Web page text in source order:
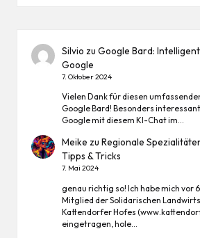
Silvio zuGoogle Bard:
Google
7. Oktober 2024
Vielen Dank für diesen
Google Bard! Besonders
Google mit diesem KI-Chat im…
Meike zuRegionale
Tipps & Tricks
7. Mai 2024
genau richtig so! Ich habe mich vor
Mitglied der Solidarischen
Kattendorfer Hofes
eingetragen, hole…